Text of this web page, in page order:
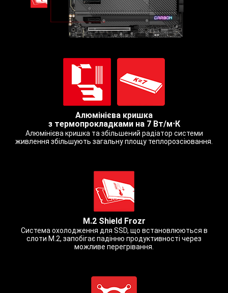
Алюмінієва кришка
з термопрокладками на 7 Вт/м⋅К
Алюмінієва кришка та збільшений радіатор системи
живлення збільшують загальну площу теплорозсіювання.
M.2 Shield Frozr
Cистема охолодження для SSD, що встановлюються в
слоти M.2, запобігає падінню продуктивності через
можливе перегрівання.